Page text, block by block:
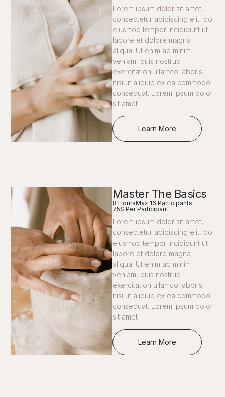
Lorem ipsum dolor sit amet,
consectetur adipiscing elit, do
eiusmod tempor incididunt ut
labore et dolore magna
aliqua. Ut enim ad minim
veniam, quis nostrud
exercitation ullamco laboris
nisi ut aliquip ex ea commodo
consequat. Lorem ipsum dolor
sit amet
Learn More
Master The Basics
8 HoursMax 16 Participants
75$ Per Participant
Lorem ipsum dolor sit amet,
consectetur adipiscing elit, do
eiusmod tempor incididunt ut
labore et dolore magna
aliqua. Ut enim ad minim
veniam, quis nostrud
exercitation ullamco laboris
nisi ut aliquip ex ea commodo
consequat. Lorem ipsum dolor
sit amet
Learn More